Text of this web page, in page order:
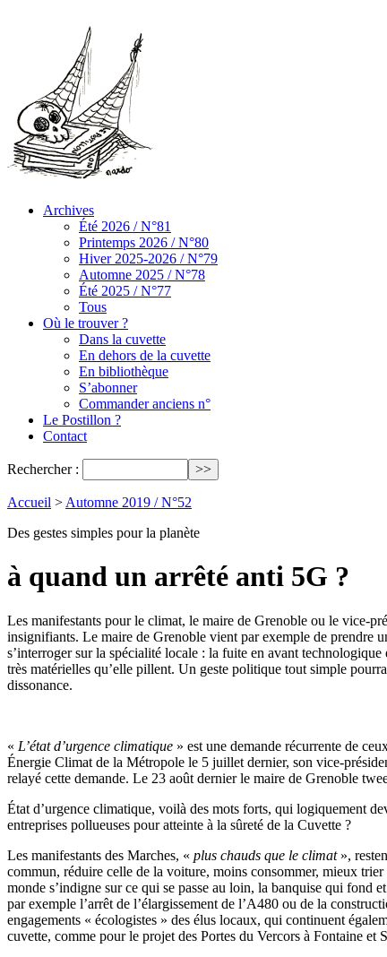
Archives
Été 2026 / N°81
Printemps 2026 / N°80
Hiver 2025-2026 / N°79
Automne 2025 / N°78
Été 2025 / N°77
Tous
Où le trouver ?
Dans la cuvette
En dehors de la cuvette
En bibliothèque
S’abonner
Commander anciens n°
Le Postillon ?
Contact
Rechercher :
Accueil > Automne 2019 / N°52
Des gestes simples pour la planète
à quand un arrêté anti 5G ?
Les manifestants pour le climat, le maire de Grenoble ou le vice-
insignifiants. Le maire de Grenoble vient par exemple de prendre
s’interroger sur la spécialité locale : la fuite en avant technologique
très matérielles qu’elle pillent. Un geste politique tout simple
dissonance.
« L’état d’urgence climatique » est une demande récurrente de
Énergie Climat de la Métropole le 5 juillet dernier, son vice-
relayé cette demande. Le 23 août dernier le maire de Grenoble
État d’urgence climatique, voilà des mots forts, qui logiquement
entreprises pollueuses pour atteinte à la sûreté de la Cuvette ?
Les manifestants des Marches, « plus chauds que le climat»,
commun, réduire celle de la voiture, moins consommer, mieux
monde s’indigne sur ce qui se passe au loin, la banquise qui fond
par exemple l’arrêt de l’élargissement de l’A480 ou de la
engagements « écologistes » des élus locaux, qui continuent
cuvette, comme pour le projet des Portes du Vercors à Fontaine et